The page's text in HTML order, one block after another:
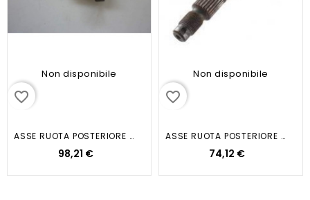
Non disponibile
favorite_border
ASSE RUOTA POSTERIORE APRILIA...
98,21 €
Non disponibile
favorite_border
ASSE RUOTA POSTERIORE ZIP VESPA NRG
74,12 €